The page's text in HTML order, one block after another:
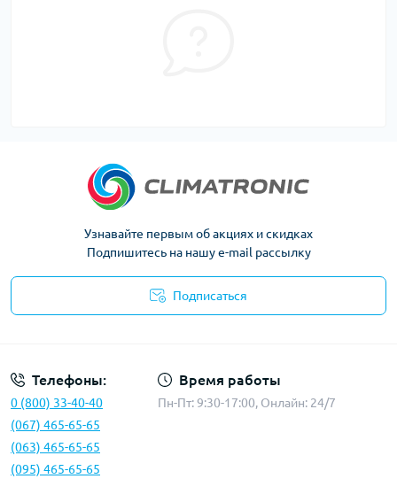
Узнавайте первым об акциях и скидках
Подпишитесь на нашу e-mail рассылку
Подписаться
Телефоны:
0 (800) 33-40-40
(067) 465-65-65
(063) 465-65-65
(095) 465-65-65
Время работы
Пн-Пт: 9:30-17:00, Онлайн: 24/7